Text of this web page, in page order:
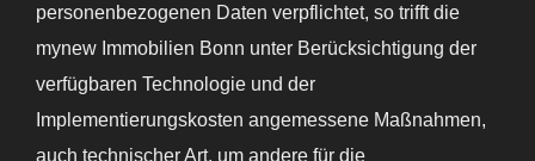
personenbezogenen Daten verpflichtet, so trifft die
mynew Immobilien Bonn unter Berücksichtigung der
verfügbaren Technologie und der
Implementierungskosten angemessene Maßnahmen,
auch technischer Art, um andere für die